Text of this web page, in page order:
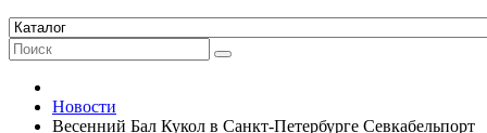
Новости
Весенний Бал Кукол в Санкт-Петербурге Севкабельпорт